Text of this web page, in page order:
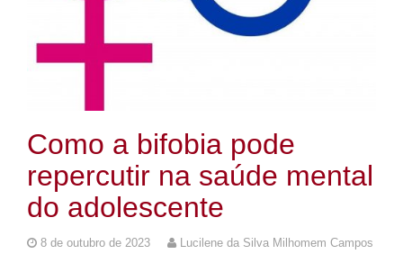
Como a bifobia pode
repercutir na saúde mental
do adolescente
8 de outubro de 2023
Lucilene da Silva Milhomem Campos